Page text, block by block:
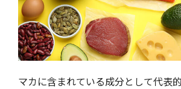
マカに含まれている成分として代表